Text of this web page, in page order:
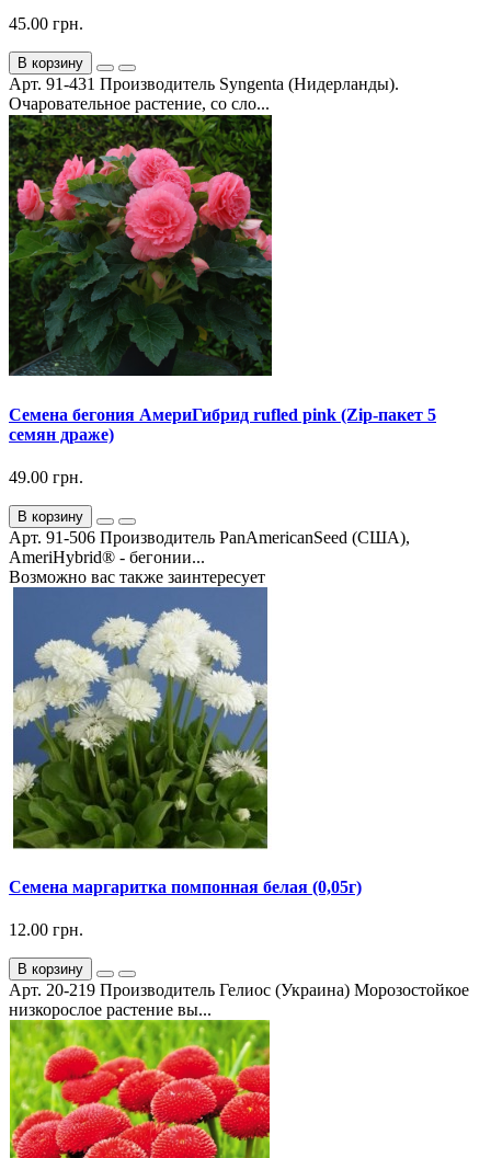
45.00 грн.
В корзину
Арт. 91-431 Производитель Syngenta (Нидерланды).
Очаровательное растение, со сло...
Семена бегония АмериГибрид rufled pink (Zip-пакет 5
семян драже)
49.00 грн.
В корзину
Арт. 91-506 Производитель PanAmericanSeed (США),
AmeriHybrid® - бегонии...
Возможно вас также заинтересует
Семена маргаритка помпонная белая (0,05г)
12.00 грн.
В корзину
Арт. 20-219 Производитель Гелиос (Украина) Морозостойкое
низкорослое растение вы...